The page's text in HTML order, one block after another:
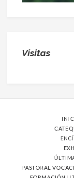
Visitas
PASTORAL